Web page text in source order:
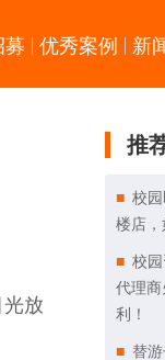
募 优秀案例 新
放
推
校
楼店，
校
代理商
利！
替